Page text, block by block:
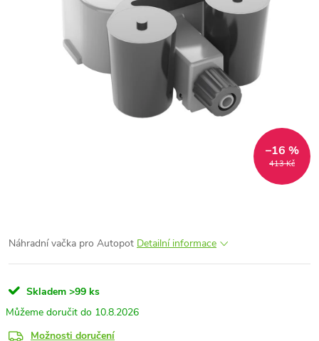
413 Kč
–16 %
Náhradní vačka pro Autopot Detailní informace
Skladem >99 ks
10.8.2026
Možnosti doručení